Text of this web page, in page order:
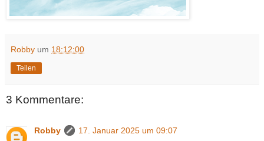
Robby um 18:12:00
Teilen
3 Kommentare:
Robby
17. Januar 2025 um 09:07